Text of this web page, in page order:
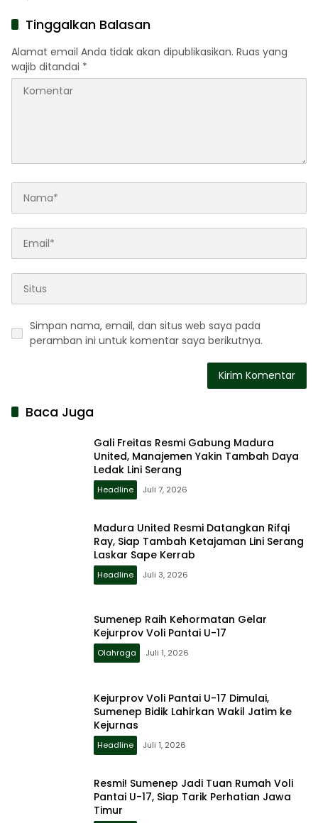
Tinggalkan Balasan
Alamat email Anda tidak akan dipublikasikan. Ruas yang
wajib ditandai *
Simpan nama, email, dan situs web saya pada
peramban ini untuk komentar saya berikutnya.
Baca Juga
Gali Freitas Resmi Gabung Madura
United, Manajemen Yakin Tambah Daya
Ledak Lini Serang
Headline Juli 7, 2026
Madura United Resmi Datangkan Rifqi
Ray, Siap Tambah Ketajaman Lini Serang
Laskar Sape Kerrab
Headline Juli 3, 2026
Sumenep Raih Kehormatan Gelar
Kejurprov Voli Pantai U-17
Olahraga Juli 1, 2026
Kejurprov Voli Pantai U-17 Dimulai,
Sumenep Bidik Lahirkan Wakil Jatim ke
Kejurnas
Headline Juli 1, 2026
Resmi! Sumenep Jadi Tuan Rumah Voli
Pantai U-17, Siap Tarik Perhatian Jawa
Timur